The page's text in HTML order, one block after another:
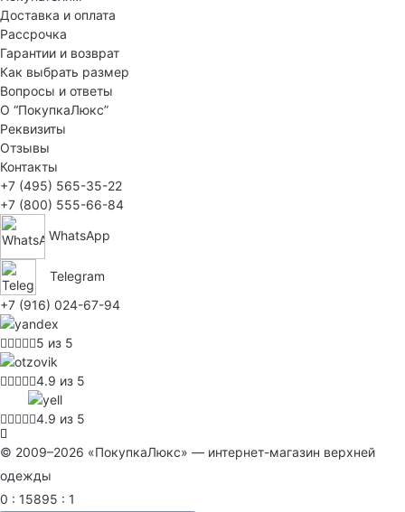
Доставка и оплата
Рассрочка
Гарантии и возврат
Как выбрать размер
Вопросы и ответы
О “ПокупкаЛюкс”
Реквизиты
Отзывы
Контакты
+7 (495) 565-35-22
+7 (800) 555-66-84
WhatsApp
Telegram
+7 (916) 024-67-94
5 из 5
4.9 из 5
4.9 из 5
© 2009–2026 «ПокупкаЛюкс» — интернет-магазин верхней
одежды
0 : 15895 : 1